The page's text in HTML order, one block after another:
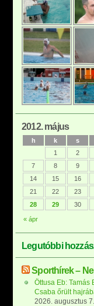
2012. május
h k s
« ápr
1 2
7
8 9
14
15 16
21
22 23
28
29 30
Legutóbbi
Sporthírek –
Öttusa Eb: Tamás
Csaba őrült
2026. augusztus